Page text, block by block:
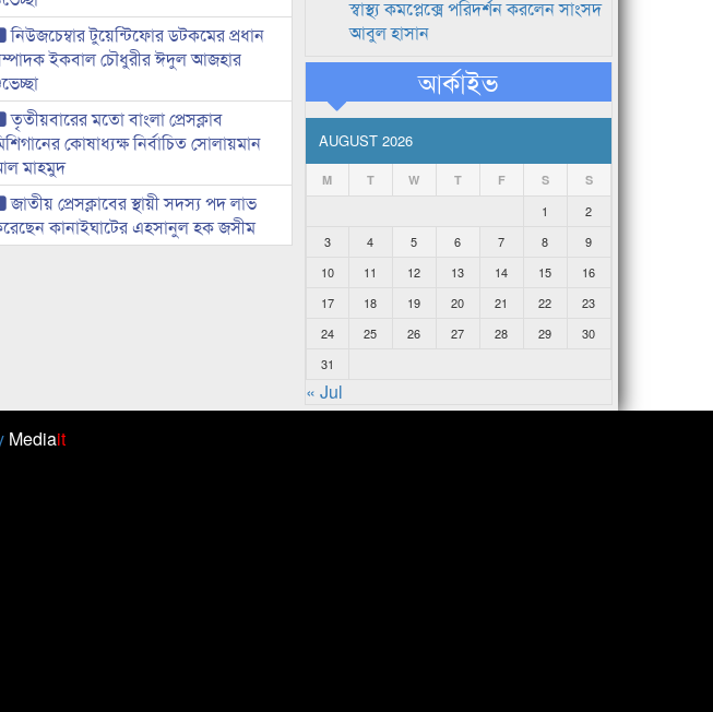
নিউজচেম্বার টুয়েন্টিফোর ডটকমের প্রধান
ইকবাল চৌধুরীর ঈদুল আজহার
তৃতীয়বারের মতো বাংলা প্রেসক্লাব
কোষাধ্যক্ষ নির্বাচিত সোলায়মান
মাহমুদ
জাতীয় প্রেসক্লাবের স্থায়ী সদস্য পদ লাভ
কানাইঘাটের এহসানুল হক জসীম
স্বাস্থ্য কমপ্লেক্সে পরিদর্শন করলেন সাংসদ
আবুল হাসান
আর্কাইভ
AUGUST 2026
M T W T F S S
1
2
3
4 5 6 7 8
9
10
11 12 13 14 15
16
17
18 19 20 21 22
23
24
25 26 27 28 29
30
31
« Jul
Mediait